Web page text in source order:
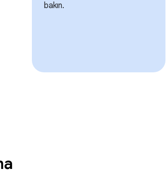
bakın.